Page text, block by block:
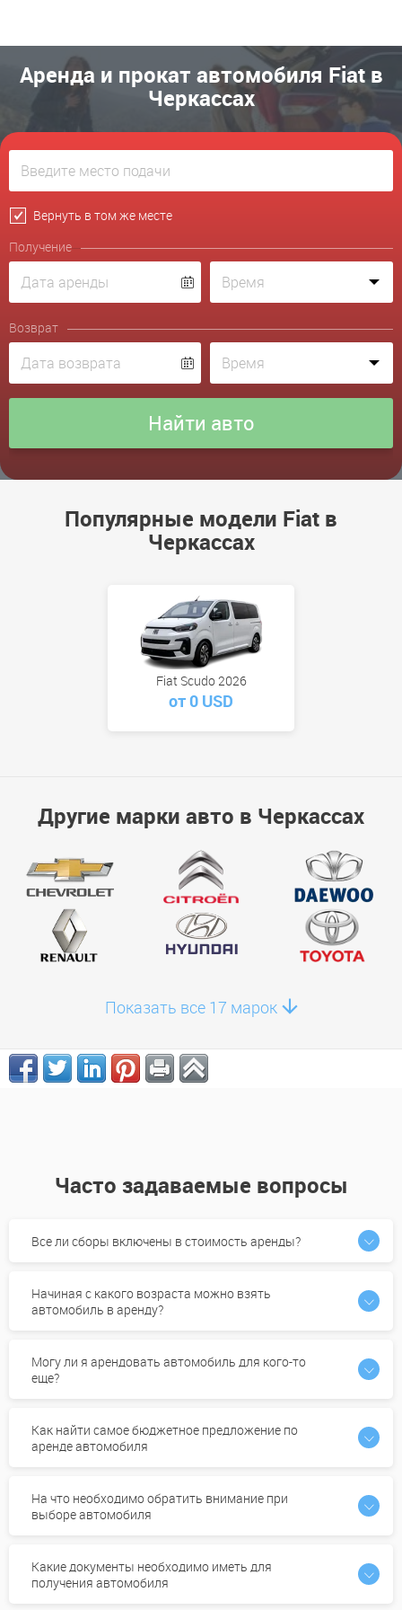
Аренда и прокат автомобиля Fiat в
Черкассах
Вернуть в том же месте
Получение
Возврат
Популярные модели Fiat в
Черкассах
Fiat Scudo 2026
от 0 USD
Другие марки авто в Черкассах
Показать все 17 марок
Часто задаваемые вопросы
Все ли сборы включены в стоимость аренды?
Начиная с какого возраста можно взять
автомобиль в аренду?
Могу ли я арендовать автомобиль для кого-то
еще?
Как найти самое бюджетное предложение по
аренде автомобиля
На что необходимо обратить внимание при
выборе автомобиля
Какие документы необходимо иметь для
получения автомобиля